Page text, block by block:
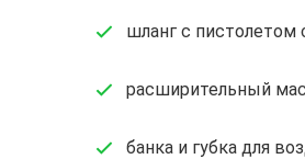
шланг с
расширительный
банка и губка для